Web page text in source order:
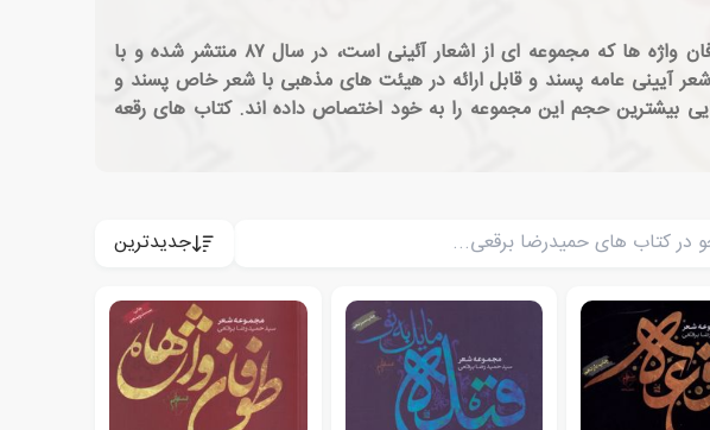
حمیدرضا برقعی، شاعر آئینی و شاگرد محمدعلی مجاهدی (پروانه) است. نخستین اثر وی با نام طوفان واژه ها که مجموعه ای از اشعار آئینی است، در سال ۸۷ منتشر شده و با
آیینی عامه پسند و قابل ارائه در هیئت های مذهبی با شعر خاص پسند و
بیشترین حجم این مجموعه را به خود اختصاص داده اند. کتاب های رقعه
جدیدترین